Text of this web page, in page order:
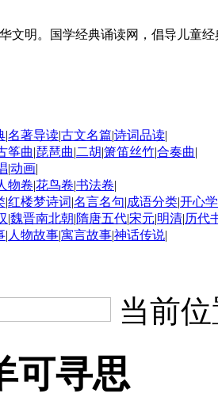
文明。国学经典诵读网，倡导儿童
|名著导读|古文名篇|诗词品读|
筝曲|琵琶曲|二胡|箫笛丝竹|合奏曲|
|动画|
物卷|花鸟卷|书法卷|
|红楼梦诗词|名言名句|成语分类|开心
|魏晋南北朝|隋唐五代|宋元|明清|历代
| 人物故事|寓言故事|神话传说|
当前
可寻思